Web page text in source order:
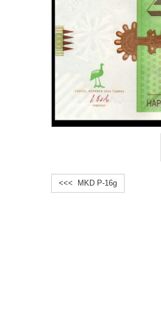
<<< MKD P-16g